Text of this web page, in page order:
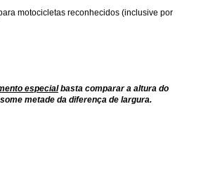
motocicletas reconhecidos (inclusive por
especialbasta comparar a altura do
metade da diferença de largura.